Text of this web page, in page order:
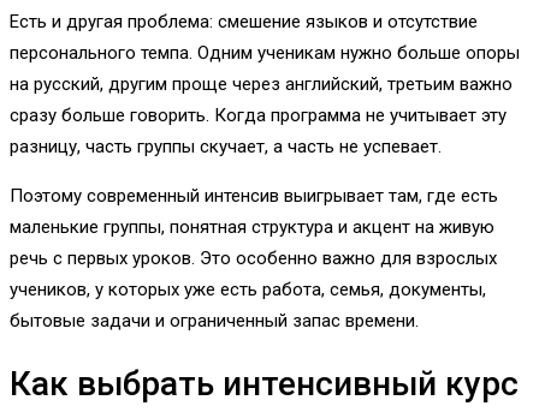
Есть и другая проблема: смешение языков и отсутствие
персонального темпа. Одним ученикам нужно больше опоры
на русский, другим проще через английский, третьим важно
сразу больше говорить. Когда программа не учитывает эту
разницу, часть группы скучает, а часть не успевает.
Поэтому современный интенсив выигрывает там, где есть
маленькие группы, понятная структура и акцент на живую
речь с первых уроков. Это особенно важно для взрослых
учеников, у которых уже есть работа, семья, документы,
бытовые задачи и ограниченный запас времени.
Как выбрать интенсивный курс